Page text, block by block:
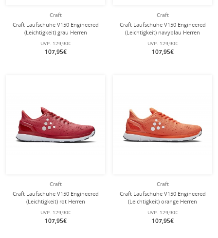
Craft
Craft Laufschuhe V150 Engineered
(Leichtigkeit) grau Herren
UVP: 129,90€
107,95€
Craft
Craft Laufschuhe V150 Engineered
(Leichtigkeit) navyblau Herren
UVP: 129,90€
107,95€
Craft
Craft Laufschuhe V150 Engineered
(Leichtigkeit) rot Herren
UVP: 129,90€
107,95€
Craft
Craft Laufschuhe V150 Engineered
(Leichtigkeit) orange Herren
UVP: 129,90€
107,95€